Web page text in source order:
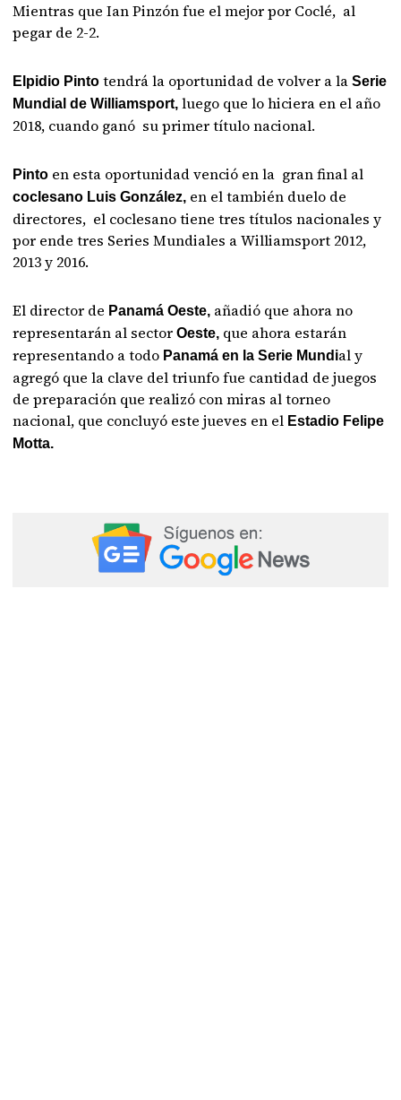
Mientras que Ian Pinzón fue el mejor por Coclé, al
pegar de 2-2.
Elpidio Pinto tendrá la oportunidad de volver a laSerie
Mundial de Williamsport,luego que lo hiciera en el año
2018, cuando ganó su primer título nacional.
Pinto en esta oportunidad venció en la gran final al
coclesano Luis González, en el también duelo de
directores, el coclesano tiene tres títulos nacionales y
por ende tres Series Mundiales a Williamsport 2012,
2013 y 2016.
El director de Panamá Oeste, añadió que ahora no
representarán al sectorOeste, que ahora estarán
representando a todo Panamá en la Serie Mundial y
agregó que la clave del triunfo fue cantidad de juegos
de preparación que realizó con miras al torneo
nacional, que concluyó este jueves en el Estadio Felipe
Motta.